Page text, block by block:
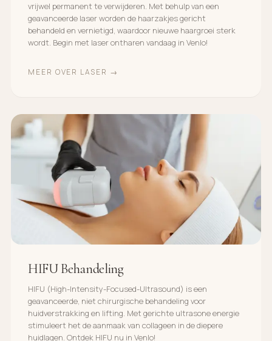
vrijwel permanent te verwijderen. Met behulp van een
geavanceerde laser worden de haarzakjes gericht
behandeld en vernietigd, waardoor nieuwe haargroei sterk
wordt. Begin met laser ontharen vandaag in Venlo!
MEER OVER LASER →
HIFU Behandeling
HIFU (High-Intensity-Focused-Ultrasound) is een
geavanceerde, niet chirurgische behandeling voor
huidverstrakking en lifting. Met gerichte ultrasone energie
stimuleert het de aanmaak van collageen in de diepere
huidlagen. Ontdek HIFU nu in Venlo!